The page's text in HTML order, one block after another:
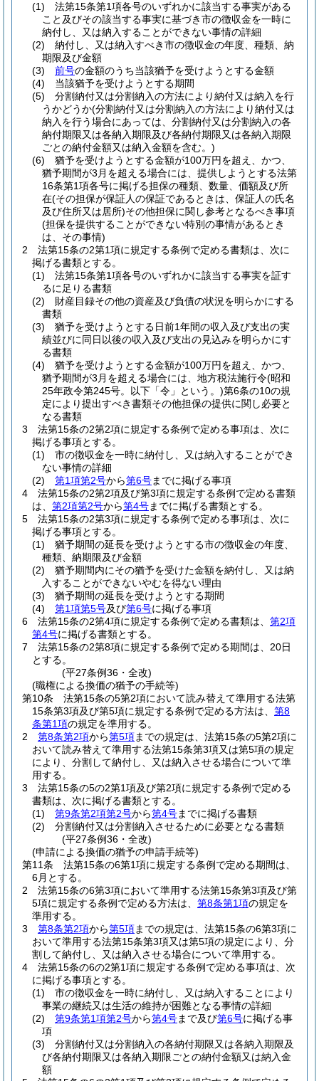
(1)
法第15条第1項各号のいずれかに該当する事実がある
こと及びその該当する事実に基づき市の徴収金を一時に
納付し、又は納入することができない事情の詳細
(2)
納付し、又は納入すべき市の徴収金の年度、種類、納
期限及び金額
(3)
前号の金額のうち当該猶予を受けようとする金額
(4)
当該猶予を受けようとする期間
(5)
分割納付又は分割納入の方法により納付又は納入を行
うかどうか(分割納付又は分割納入の方法により納付又は
納入を行う場合にあっては、分割納付又は分割納入の各
納付期限又は各納入期限及び各納付期限又は各納入期限
ごとの納付金額又は納入金額を含む。)
(6)
猶予を受けようとする金額が100万円を超え、かつ、
猶予期間が3月を超える場合には、提供しようとする法第
16条第1項各号に掲げる担保の種類、数量、価額及び所
在(その担保が保証人の保証であるときは、保証人の氏名
及び住所又は居所)その他担保に関し参考となるべき事項
(担保を提供することができない特別の事情があるとき
は、その事情)
2
法第15条の2第1項に規定する条例で定める書類は、次に
掲げる書類とする。
(1)
法第15条第1項各号のいずれかに該当する事実を証す
るに足りる書類
(2)
財産目録その他の資産及び負債の状況を明らかにする
書類
(3)
猶予を受けようとする日前1年間の収入及び支出の実
績並びに同日以後の収入及び支出の見込みを明らかにす
る書類
(4)
猶予を受けようとする金額が100万円を超え、かつ、
猶予期間が3月を超える場合には、地方税法施行令(昭和
25年政令第245号。以下「令」という。)第6条の10の規
定により提出すべき書類その他担保の提供に関し必要と
なる書類
3
法第15条の2第2項に規定する条例で定める事項は、次に
掲げる事項とする。
(1)
市の徴収金を一時に納付し、又は納入することができ
ない事情の詳細
(2)
第1項第2号から第6号までに掲げる事項
4
法第15条の2第2項及び第3項に規定する条例で定める書類
は、 第2項第2号から第4号までに掲げる書類とする。
5
法第15条の2第3項に規定する条例で定める事項は、次に
掲げる事項とする。
(1)
猶予期間の延長を受けようとする市の徴収金の年度、
種類、納期限及び金額
(2)
猶予期間内にその猶予を受けた金額を納付し、又は納
入することができないやむを得ない理由
(3)
猶予期間の延長を受けようとする期間
(4)
第1項第5号及び第6号に掲げる事項
6
法第15条の2第4項に規定する条例で定める書類は、 第2項
第4号に掲げる書類とする。
7
法第15条の2第8項に規定する条例で定める期間は、20日
とする。
(平27条例36・全改)
(職権による換価の猶予の手続等)
第10条
法第15条の5第2項において読み替えて準用する法第
15条第3項及び第5項に規定する条例で定める方法は、 第8
条第1項の規定を準用する。
2
第8条第2項から第5項までの規定は、法第15条の5第2項に
おいて読み替えて準用する法第15条第3項又は第5項の規定
により、分割して納付し、又は納入させる場合について準
用する。
3
法第15条の5の2第1項及び第2項に規定する条例で定める
書類は、次に掲げる書類とする。
(1)
第9条第2項第2号から第4号までに掲げる書類
(2)
分割納付又は分割納入させるために必要となる書類
(平27条例36・全改)
(申請による換価の猶予の申請手続等)
第11条
法第15条の6第1項に規定する条例で定める期間は、
6月とする。
2
法第15条の6第3項において準用する法第15条第3項及び第
5項に規定する条例で定める方法は、 第8条第1項の規定を
準用する。
3
第8条第2項から第5項までの規定は、法第15条の6第3項に
おいて準用する法第15条第3項又は第5項の規定により、分
割して納付し、又は納入させる場合について準用する。
4
法第15条の6の2第1項に規定する条例で定める事項は、次
に掲げる事項とする。
(1)
市の徴収金を一時に納付し、又は納入することにより
事業の継続又は生活の維持が困難となる事情の詳細
(2)
第9条第1項第2号から第4号まで及び第6号に掲げる事
項
(3)
分割納付又は分割納入の各納付期限又は各納入期限及
び各納付期限又は各納入期限ごとの納付金額又は納入金
額